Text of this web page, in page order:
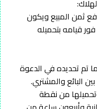
ثمن المبيع ويكون
قيامه بتحميله
تم تحديده في الدعوة
البائع والمشتري.
وتحميلها من نقطة